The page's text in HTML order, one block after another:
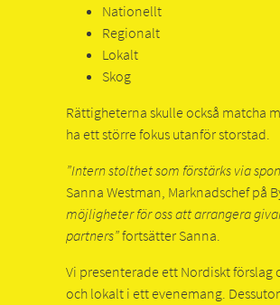
Nationellt
Regionalt
Lokalt
Skog
Rättigheterna skulle också matcha
ha ett större fokus utanför storstad.
”Intern stolthet som förstärks via
Sanna Westman, Marknadschef på
möjligheter för oss att arrangera
partners”fortsätter Sanna.
Vi presenterade ett Nordiskt
och lokalt i ett evenemang.